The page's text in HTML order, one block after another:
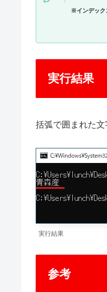
※インデック
実行結果
括弧で囲まれた文
実行結果
参考